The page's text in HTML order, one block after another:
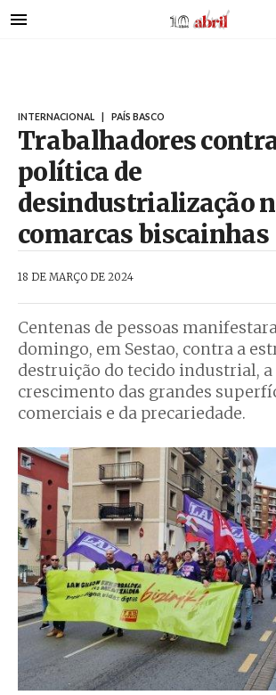
para
AbrilAbril
INTERNACIONAL PAÍS BASCO
Trabalhadores
política de
desindustrialização
comarcas biscainhas
18 DE MARÇO DE 2024
Centenas de pessoas
domingo, em Sestao, contra a
destruição do tecido industrial, a
crescimento das grandes
comerciais e da precariedade.